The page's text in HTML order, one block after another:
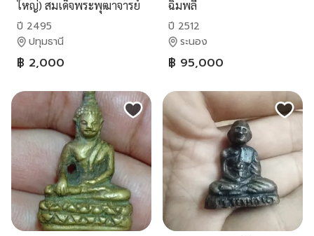
ใหญ่) สมเด็จพระพุฒาจารย์
โต ล.ป.นาค วัดระฆัง สร้าง
พิธีใหญ่
ปี 2495
ปทุมธานี
฿ 2,000
ฉิมพลี
ปี 2512
ระนอง
฿ 95,000